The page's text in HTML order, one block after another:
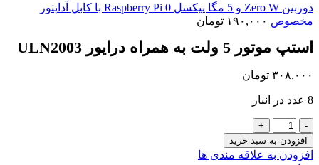
دوربین Zero W و 5 مگا پیکسل Raspberry Pi 0 با کابل آداپتور
مخصوص ۱۹۰,۰۰۰ تومان
استپ موتور 5 ولت به همراه درایور ULN2003
۳۰۸,۰۰۰ تومان
8 عدد در انبار
استپ
موتور
5
افزودن به سبد خرید
افزودن به علاقه مندی ها